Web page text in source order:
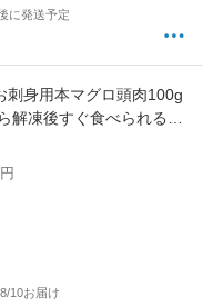
に発送予定
刺身用本マグロ頭肉100g
解凍後すぐ食べられる
ロ 脳天 海鮮丼 手巻き
フト プレゼント 誕生
[[頭肉100g]
10お届け